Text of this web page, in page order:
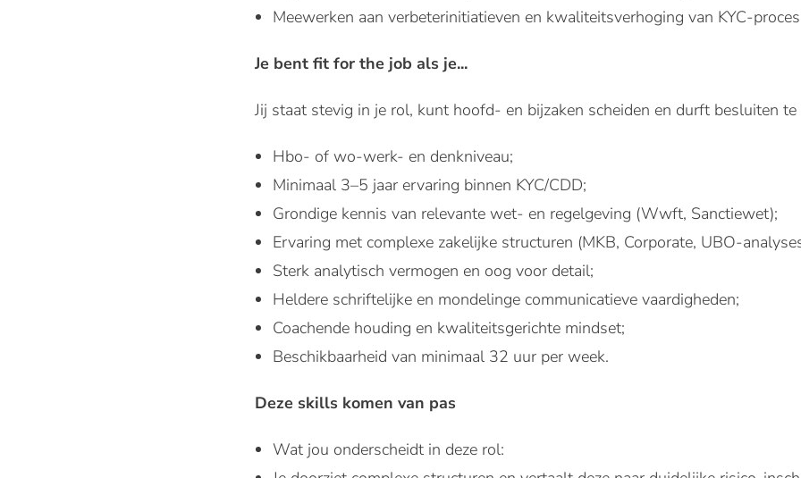
Meewerken aan verbeterinitiatieven en kwaliteitsverhoging van KYC-
Je bent fit for the job als je...
Jij staat stevig in je rol, kunt hoofd- en bijzaken scheiden en durft besluiten te
Hbo- of wo-werk- en denkniveau;
Minimaal 3–5 jaar ervaring binnen KYC/CDD;
Grondige kennis van relevante wet- en regelgeving (Wwft, Sanctiewet);
Ervaring met complexe zakelijke structuren (MKB, Corporate, UBO-
Sterk analytisch vermogen en oog voor detail;
Heldere schriftelijke en mondelinge communicatieve vaardigheden;
Coachende houding en kwaliteitsgerichte mindset;
Beschikbaarheid van minimaal 32 uur per week.
Deze skills komen van pas
Wat jou onderscheidt in deze rol: